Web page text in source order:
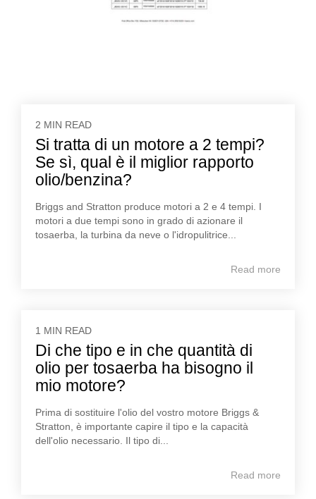
2 MIN READ
Si tratta di un motore a 2 tempi?
Se sì, qual è il miglior rapporto
olio/benzina?
Briggs and Stratton produce motori a 2 e 4 tempi. I
motori a due tempi sono in grado di azionare il
tosaerba, la turbina da neve o l'idropulitrice...
Read more
1 MIN READ
Di che tipo e in che quantità di
olio per tosaerba ha bisogno il
mio motore?
Prima di sostituire l'olio del vostro motore Briggs &
Stratton, è importante capire il tipo e la capacità
dell'olio necessario. Il tipo di...
Read more